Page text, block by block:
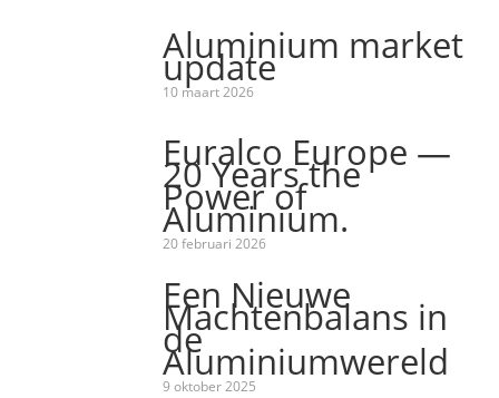
Aluminium market
update
10 maart 2026
Euralco Europe —
20 Years the
Power of
Aluminium.
20 februari 2026
Een Nieuwe
Machtenbalans in
de
Aluminiumwereld
9 oktober 2025